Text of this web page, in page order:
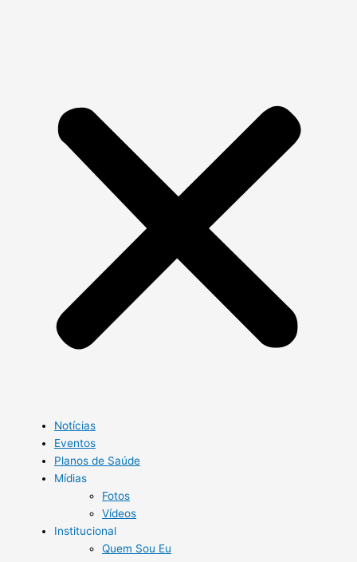
Notícias
Eventos
Planos de Saúde
Mídias
Fotos
Vídeos
Institucional
Quem Sou Eu